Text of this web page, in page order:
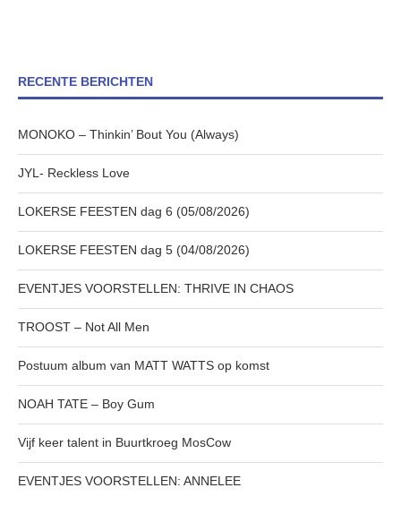
RECENTE BERICHTEN
MONOKO – Thinkin’ Bout You (Always)
JYL- Reckless Love
LOKERSE FEESTEN dag 6 (05/08/2026)
LOKERSE FEESTEN dag 5 (04/08/2026)
EVENTJES VOORSTELLEN: THRIVE IN CHAOS
TROOST – Not All Men
Postuum album van MATT WATTS op komst
NOAH TATE – Boy Gum
Vijf keer talent in Buurtkroeg MosCow
EVENTJES VOORSTELLEN: ANNELEE